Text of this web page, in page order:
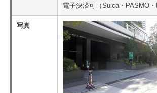
電子決済可（Suica・PASMO・
写真